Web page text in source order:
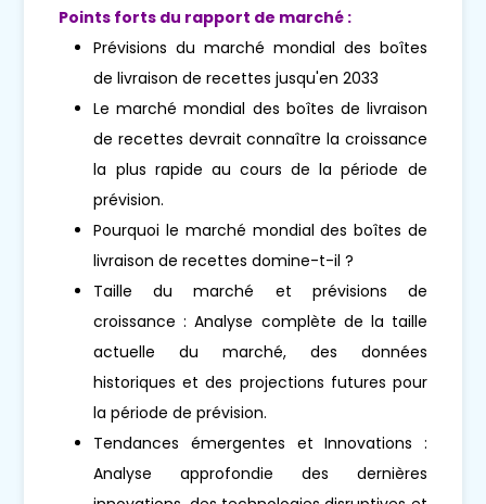
Points forts du rapport de marché :
Prévisions du marché mondial des boîtes
de livraison de recettes jusqu'en 2033
Le marché mondial des boîtes de livraison
de recettes devrait connaître la croissance
la plus rapide au cours de la période de
prévision.
Pourquoi le marché mondial des boîtes de
livraison de recettes domine-t-il ?
Taille du marché et prévisions de
croissance : Analyse complète de la taille
actuelle du marché, des données
historiques et des projections futures pour
la période de prévision.
Tendances émergentes et Innovations :
Analyse approfondie des dernières